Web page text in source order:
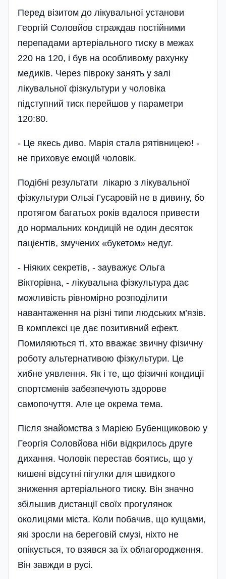
Перед візитом до лікувальної установи
Георгій Соловйов страждав постій­ними
перепадами артері­ального тиску в межах
220 на 120, і був на особливому рахунку
медиків. Через півроку занять у залі
лікувальної фізкультури у чоловіка
підступний тиск перейшов у параметри
120:80.
- Це якесь диво. Марія стала рятівницею! -
не приховує емоцій чоловік.
Подібні результати лікарю з лікувальної
фізкультури Ользі Гусаровій не в дивину, бо
протягом багатьох років вдалося привести
до нормальних кондицій не один десяток
пацієнтів, змучених «букетом» недуг.
- Ніяких секретів, - зауважує Ольга
Вікторівна, - лікувальна фізкультура дає
можливість рівно­мірно розподілити
навантаження на різні типи людських м’язів.
В комплексі це дає позитивний ефект.
Помиляються ті, хто вважає звичну фізичну
роботу альтернативою фізкультури. Це
хибне уявлення. Як і те, що фізичні кондиції
спортсменів забезпечують здорове
самопочуття. Але це окрема тема.
Після знайомства з Марією Бубенщиковою у
Георгія Соловйова ніби відкрилось друге
дихання. Чоловік перестав боятись, що у
кишені відсутні пігулки для швидкого
зниження артеріального тиску. Він значно
збільшив дистанції своїх прогуля­нок
околицями міста. Коли побачив, що кущами,
які зросли на береговій смузі, ніхто не
опікується, то взявся за їх облагородження.
Він завжди в русі.